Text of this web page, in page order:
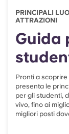
PRINCIPALI
ATTRAZIONI
Guida
Pronti a
presenta le
per gli studenti,
vivo, fino ai
migliori posti